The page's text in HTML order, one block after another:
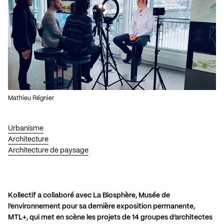
Urbanisme
Architecture
Architecture de paysage
Mathieu Régnier
Kollectif a collaboré avec La Biosphère, Musée de
l’environnement pour sa dernière exposition permanente,
MTL+, qui met en scène les projets de 14 groupes d’architectes